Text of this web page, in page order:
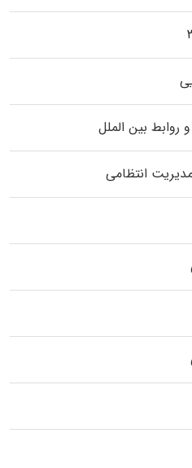
بین الملل
انتظامی